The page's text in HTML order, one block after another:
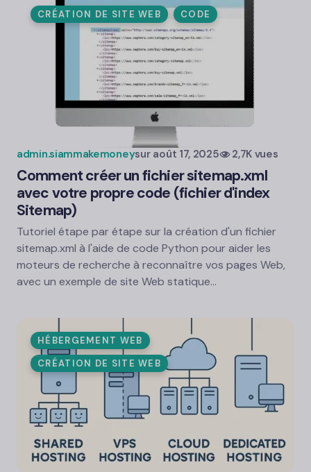
CRÉATION DE SITE WEB CODE
admin.siammakemoneysur août 17, 2025 2,7K vues
Comment créer un fichier sitemap.xml
avec votre propre code (fichier d'index
Sitemap)
Tutoriel étape par étape sur la création d'un fichier
sitemap.xml à l'aide de code Python pour aider les
moteurs de recherche à reconnaître vos pages Web,
avec un exemple de site Web statique…
HÉBERGEMENT WEB
CRÉATION DE SITE WEB